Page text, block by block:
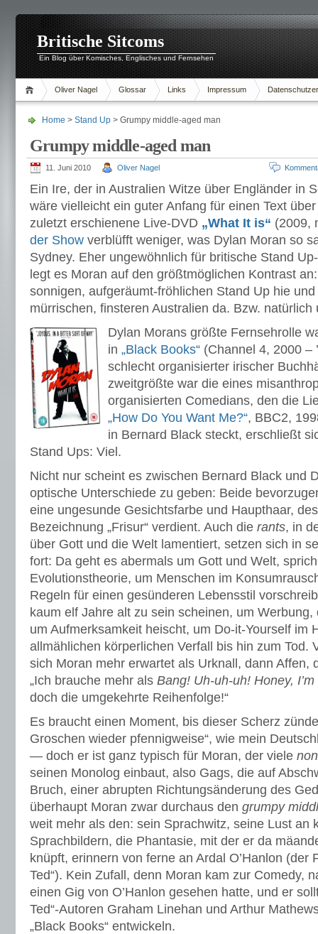
Britische Sitcoms
Ein Blog über Komisches, Englisches und Fernsehen
Oliver Nagel Glossar Links Impressum
Home > Stand Up > Grumpy middle-aged man
Grumpy middle-aged man
11. Juni 2010 Oliver Nagel
Ein Ire, der in Australien Witze über Engländer in
wäre vielleicht ein guter Anfang für einen Text
zuletzt erschienene Live-DVD „What It is“ (2009,
der Show verblüfft weniger, was Dylan Moran so
Sydney. Eher ungewöhnlich für britische Stand
legt es Moran auf den größtmöglichen Kontrast
sonnigen, aufgeräumt-fröhlichen Stand Up hie
mürrischen, finsteren Australien da. Bzw. natürlich
Dylan Morans größte Fernsehrolle
in „Black Books“ (Channel 4, 2000 –
schlecht organisierter irischer
zweitgrößte war die eines
organisierten Comedians, den die
„How Do You Want Me?“, BBC2,
in Bernard Black steckt, erschließt
Stand Ups: Viel.
Nicht nur scheint es zwischen Bernard Black und
optische Unterschiede zu geben: Beide
eine ungesunde Gesichtsfarbe und Haupthaar,
Bezeichnung „Frisur“ verdient. Auch die rants, in
über Gott und die Welt lamentiert, setzen sich in
fort: Da geht es abermals um Gott und Welt,
Evolutionstheorie, um Menschen im
Regeln für einen gesünderen Lebensstil
kaum elf Jahre alt zu sein scheinen, um
um Aufmerksamkeit heischt, um Do-it-Yourself im
allmählichen körperlichen Verfall bis hin zum Tod.
sich Moran mehr erwartet als Urknall, dann Affen,
„Ich brauche mehr als Bang! Uh-uh-uh! Honey,
doch die umgekehrte Reihenfolge!“
Es braucht einen Moment, bis dieser Scherz
Groschen wieder pfennigweise“, wie mein
— doch er ist ganz typisch für Moran, der viele
seinen Monolog einbaut, also Gags, die auf
Bruch, einer abrupten Richtungsänderung des
überhaupt Moran zwar durchaus den grumpy
weit mehr als den: sein Sprachwitz, seine Lust an
Sprachbildern, die Phantasie, mit der er da
knüpft, erinnern von ferne an Ardal O’Hanlon (der
Ted“). Kein Zufall, denn Moran kam zur Comedy,
einen Gig von O’Hanlon gesehen hatte, und er
Ted“-Autoren Graham Linehan und Arthur
„Black Books“ entwickeln.